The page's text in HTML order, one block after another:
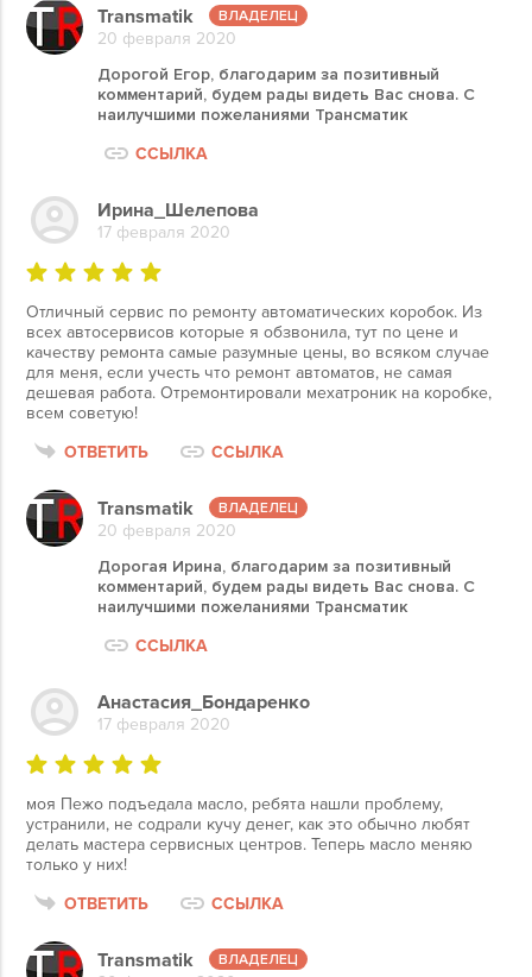
Transmatik
20 февраля 2020
Дорогой Егор, благодарим за позитивный
комментарий, будем рады видеть Вас снова. С
наилучшими пожеланиями Трансматик
ССЫЛКА
Ирина_Шелепова
17 февраля 2020
Отличный сервис по ремонту автоматических коробок. Из
всех автосервисов которые я обзвонила, тут по цене и
качеству ремонта самые разумные цены, во всяком случае
для меня, если учесть что ремонт автоматов, не самая
дешевая работа. Отремонтировали мехатроник на коробке,
всем советую!
ОТВЕТИТЬ
ССЫЛКА
Transmatik
20 февраля 2020
Дорогая Ирина, благодарим за позитивный
комментарий, будем рады видеть Вас снова. С
наилучшими пожеланиями Трансматик
ССЫЛКА
Анастасия_Бондаренко
17 февраля 2020
моя Пежо подъедала масло, ребята нашли проблему,
устранили, не содрали кучу денег, как это обычно любят
делать мастера сервисных центров. Теперь масло меняю
только у них!
ОТВЕТИТЬ
ССЫЛКА
Transmatik